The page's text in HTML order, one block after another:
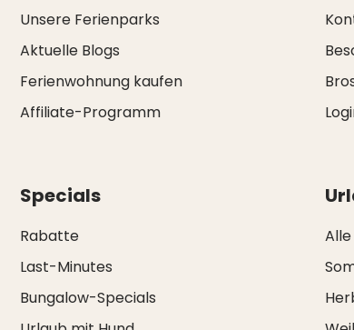
Unsere Ferienparks
Aktuelle Blogs
Ferienwohnung kaufen
Affiliate-Programm
Specials
Rabatte
Last-Minutes
Bungalow-Specials